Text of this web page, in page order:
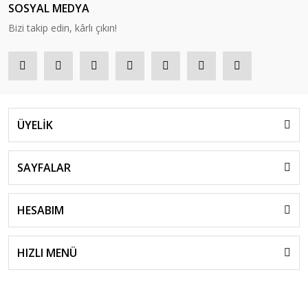
SOSYAL MEDYA
Bizi takip edin, kârlı çıkın!
ÜYELİK
SAYFALAR
HESABIM
HIZLI MENÜ